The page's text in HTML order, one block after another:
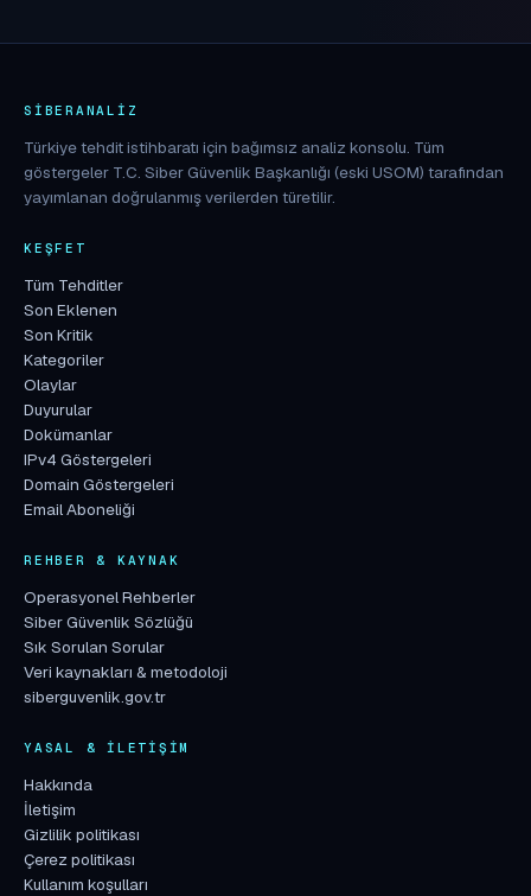
SIBERANALIZ
Türkiye tehdit istihbaratı için bağımsız analiz konsolu. Tüm
göstergeler T.C. Siber Güvenlik Başkanlığı (eski USOM) tarafından
yayımlanan doğrulanmış verilerden türetilir.
KEŞFET
Tüm Tehditler
Son Eklenen
Son Kritik
Kategoriler
Olaylar
Duyurular
Dokümanlar
IPv4 Göstergeleri
Domain Göstergeleri
Email Aboneliği
REHBER & KAYNAK
Operasyonel Rehberler
Siber Güvenlik Sözlüğü
Sık Sorulan Sorular
Veri kaynakları & metodoloji
siberguvenlik.gov.tr
YASAL & İLETIŞIM
Hakkında
İletişim
Gizlilik politikası
Çerez politikası
Kullanım koşulları